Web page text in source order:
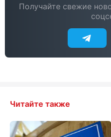
Получайте свежие
Читайте также